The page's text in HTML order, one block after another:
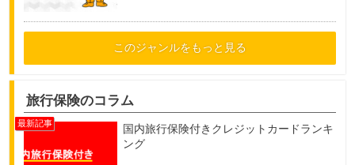
このジャンルをもっと見る
旅行保険のコラム
国内旅行保険付きクレジットカードランキ
ング